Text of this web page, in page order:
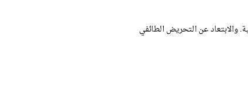
والابتعاد عن التحريض الطائفي